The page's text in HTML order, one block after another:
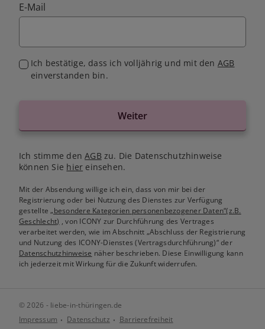
E-Mail
Ich bestätige, dass ich volljährig und mit den AGB
einverstanden bin.
Weiter
Ich stimme denAGB zu. Die Datenschutzhinweise
können Sie hier einsehen.
Mit der Absendung willige ich ein, dass von mir bei der
Registrierung oder bei Nutzung des Dienstes zur Verfügung
gestellte„besondere Kategorien personenbezogener Daten“(z.B.
Geschlecht) , von ICONY zur Durchführung des Vertrages
verarbeitet werden, wie im Abschnitt „Abschluss der Registrierung
und Nutzung des ICONY-Dienstes (Vertragsdurchführung)“ der
Datenschutzhinweise näher beschrieben. Diese Einwilligung kann
ich jederzeit mit Wirkung für die Zukunft widerrufen.
© 2026 - liebe-in-thüringen.de
Impressum
Datenschutz Barrierefreiheit